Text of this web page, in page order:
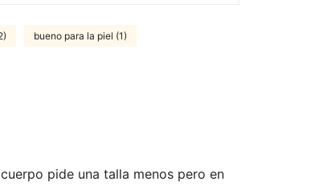
bueno para la piel (1)
pide una talla menos pero en